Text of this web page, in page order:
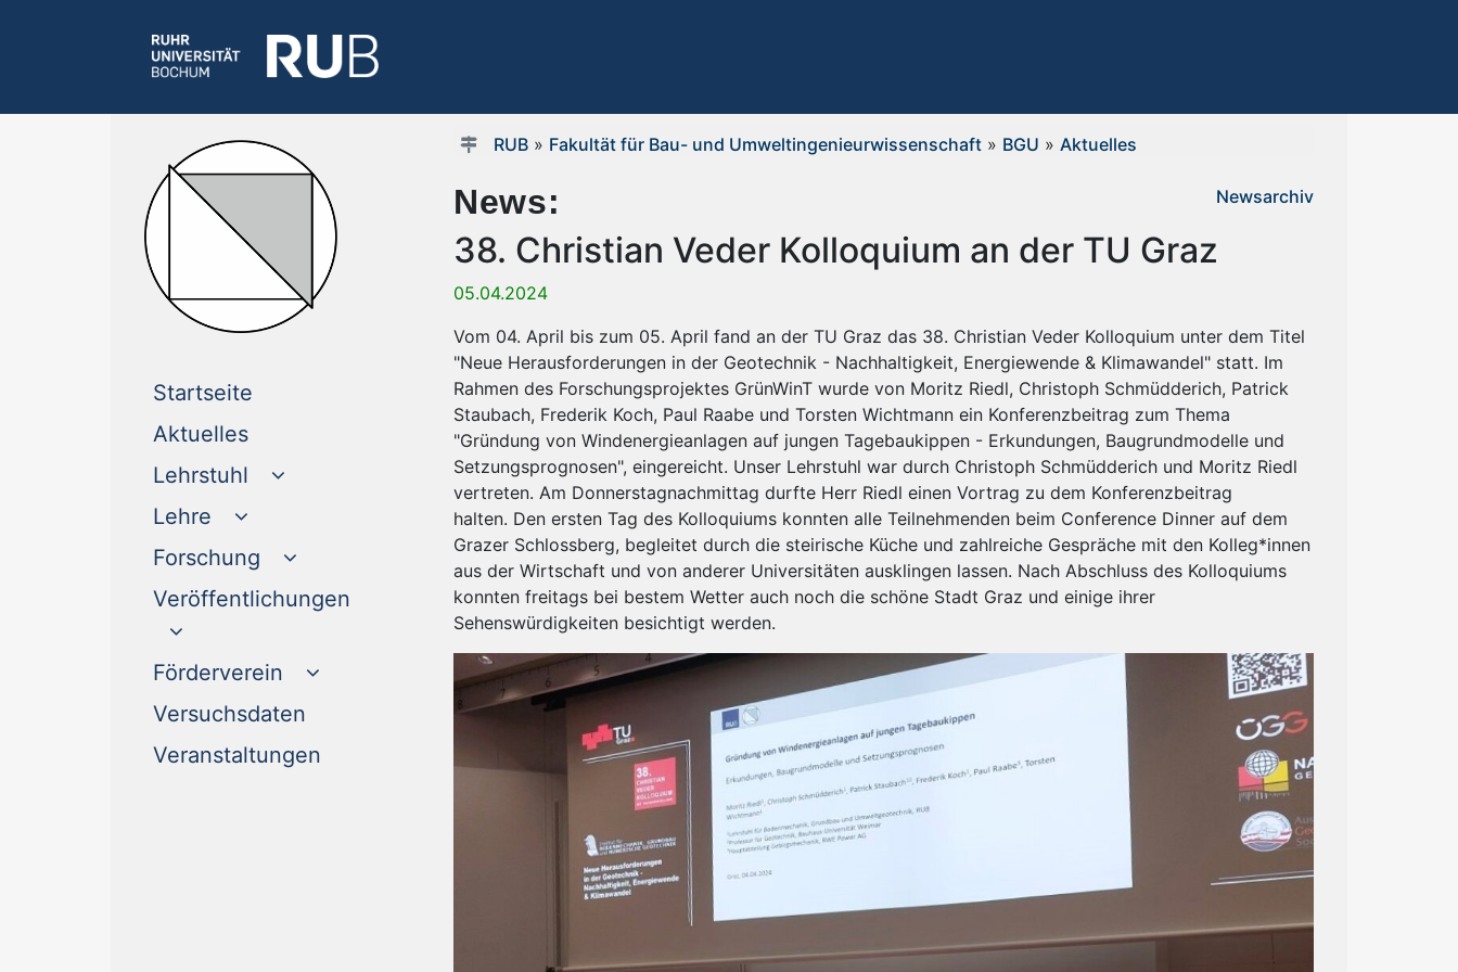
Startseite
Aktuelles(current)
Lehrstuhl
Lehre
Forschung
Veröffentlichungen
Förderverein
Versuchsdaten
Veranstaltungen
RUB» Fakultät für Bau- und Umweltingenieurwissenschaft» BGU » Aktuelles
News: Newsarchiv
38. Christian Veder Kolloquium an der TU Graz
05.04.2024
Vom 04. April bis zum 05. April fand an der TU Graz das 38. Christian Veder Kolloquium unter dem Titel
"Neue Herausforderungen in der Geotechnik - Nachhaltigkeit, Energiewende & Klimawandel" statt. Im
Rahmen des Forschungsprojektes GrünWinT wurde von Moritz Riedl, Christoph Schmüdderich, Patrick
Staubach, Frederik Koch, Paul Raabe und Torsten Wichtmann ein Konferenzbeitrag zum Thema
"Gründung von Windenergieanlagen auf jungen Tagebaukippen - Erkundungen, Baugrundmodelle und
Setzungsprognosen", eingereicht. Unser Lehrstuhl war durch Christoph Schmüdderich und Moritz Riedl
vertreten. Am Donnerstagnachmittag durfte Herr Riedl einen Vortrag zu dem Konferenzbeitrag
halten. Den ersten Tag des Kolloquiums konnten alle Teilnehmenden beim Conference Dinner auf dem
Grazer Schlossberg, begleitet durch die steirische Küche und zahlreiche Gespräche mit den Kolleg*innen
aus der Wirtschaft und von anderer Universitäten ausklingen lassen. Nach Abschluss des Kolloquiums
konnten freitags bei bestem Wetter auch noch die schöne Stadt Graz und einige ihrer
Sehenswürdigkeiten besichtigt werden.